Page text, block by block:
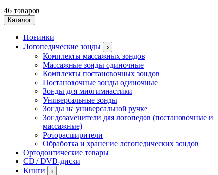
46 товаров
Каталог
Новинки
Логопедические зонды
›
Комплекты массажных зондов
Массажные зонды одиночные
Комплекты постановочных зондов
Постановочные зонды одиночные
Зонды для миогимнастики
Универсальные зонды
Зонды на универсальной ручке
Зондозаменители для логопедов (постановочные и
массажные)
Роторасширители
Обработка и хранение логопедических зондов
Ортодонтические товары
CD / DVD-диски
Книги
›